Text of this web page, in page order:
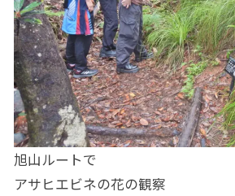
旭山ルートで
アサヒエビネの花の観察